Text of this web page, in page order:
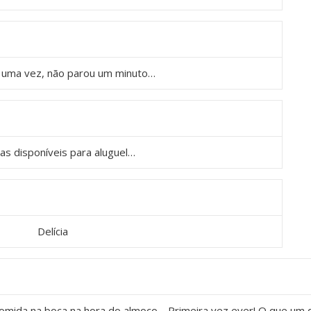
vez, não parou um minuto…
disponíveis para aluguel…
Delícia